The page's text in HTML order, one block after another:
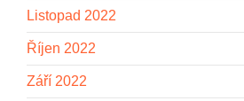
Listopad 2022
Říjen 2022
Září 2022